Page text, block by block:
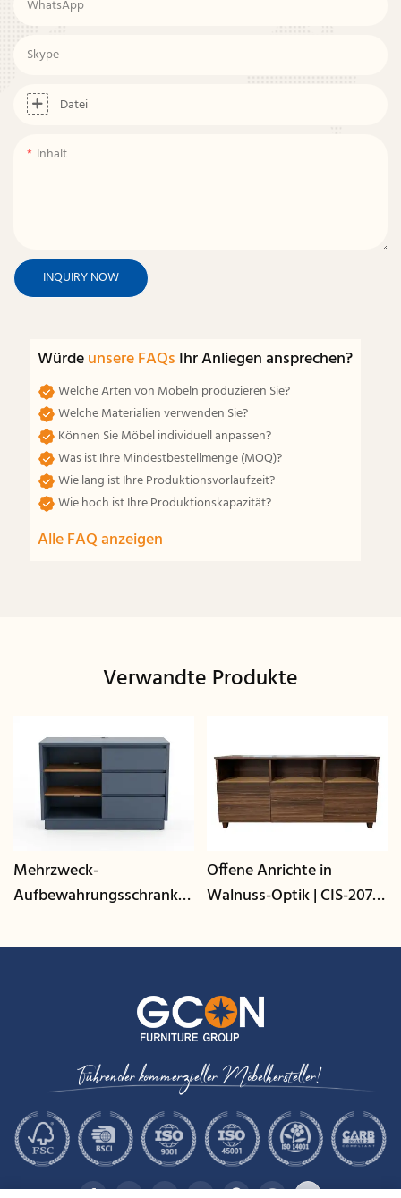
WhatsApp
Skype
Datei
Inhalt
INQUIRY NOW
Würdeunsere FAQs Ihr Anliegen ansprechen?
Welche Arten von Möbeln produzieren Sie?
Welche Materialien verwenden Sie?
Können Sie Möbel individuell anpassen?
Was ist Ihre Mindestbestellmenge (MOQ)?
Wie lang ist Ihre Produktionsvorlaufzeit?
Wie hoch ist Ihre Produktionskapazität?
Alle FAQ anzeigen
Verwandte Produkte
Mehrzweck-
Aufbewahrungsschrank
CIS-25-L - GCON
Offene Anrichte in
Walnuss-Optik | CIS-207 -
Führender kommerzieller Möbelhersteller!